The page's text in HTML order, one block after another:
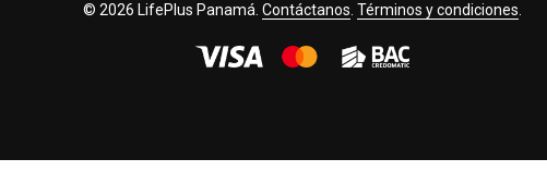
© 2026 LifePlus Panamá. Contáctanos Términos y condiciones